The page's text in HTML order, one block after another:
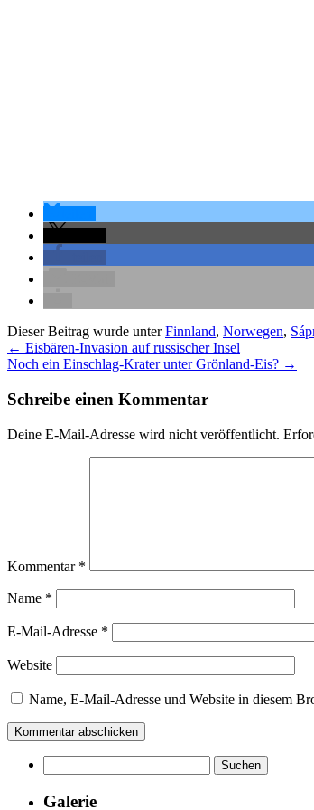
Dieser Beitrag wurde unterFinnland, Norwegen,
← Eisbären-Invasion auf russischer Insel
Noch ein Einschlag-Krater unter Grönland-Eis? →
Schreibe einen Kommentar
Deine E-Mail-Adresse wird nicht veröffentlicht.
Kommentar *
Name *
E-Mail-Adresse *
Website
Name, E-Mail-Adresse und Website in diesem
nach:
Galerie